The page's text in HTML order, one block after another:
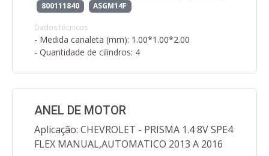
800111840
ASGM14F
Dados técnicos
- Medida canaleta (mm): 1.00*1.00*2.00
- Quantidade de cilindros: 4
ANEL DE MOTOR
Aplicação: CHEVROLET - PRISMA 1.4 8V SPE4
FLEX MANUAL,AUTOMATICO 2013 A 2016